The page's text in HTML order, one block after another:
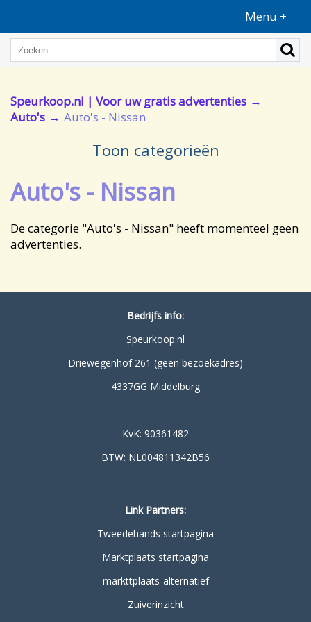
Menu +
Speurkoop.nl | Voor uw gratis advertenties
Auto's
Auto's - Nissan
Toon categorieën
Auto's - Nissan
De categorie "Auto's - Nissan" heeft momenteel geen
advertenties.
Bedrijfs info:
Speurkoop.nl
Driewegenhof 261 (geen bezoekadres)
4337GG Middelburg
KvK: 90361482
BTW: NL004811342B56
Link Partners:
Tweedehands startpagina
Marktplaats startpagina
markttplaats-alternatief
Zuiverinzicht